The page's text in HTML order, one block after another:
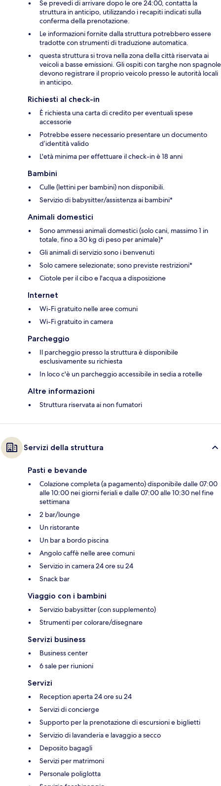
Se prevedi di arrivare dopo le ore 24:00, contatta la
struttura in anticipo, utilizzando i recapiti indicati sulla
conferma della prenotazione.
Le informazioni fornite dalla struttura potrebbero essere
tradotte con strumenti di traduzione automatica.
questa struttura si trova nella zona della città riservata ai
veicoli a basse emissioni. Gli ospiti con targhe non spagnole
devono registrare il proprio veicolo presso le autorità locali
in anticipo.
Richiesti al check-in
È richiesta una carta di credito per eventuali spese
accessorie
Potrebbe essere necessario presentare un documento
d’identità valido
L'età minima per effettuare il check-in è 18 anni
Bambini
Culle (lettini per bambini) non disponibili.
Servizio di babysitter/assistenza ai bambini*
Animali domestici
Sono ammessi animali domestici (solo cani, massimo 1 in
totale, fino a 30 kg di peso per animale)*
Gli animali di servizio sono i benvenuti
Solo camere selezionate; sono previste restrizioni*
Ciotole per il cibo e l'acqua a disposizione
Internet
Wi-Fi gratuito nelle aree comuni
Wi-Fi gratuito in camera
Parcheggio
Il parcheggio presso la struttura è disponibile
esclusivamente su richiesta
In loco c'è un parcheggio accessibile in sedia a rotelle
Altre informazioni
Struttura riservata ai non fumatori
Servizi della struttura
Pasti e bevande
Colazione completa (a pagamento) disponibile dalle 07:00
alle 10:00 nei giorni feriali e dalle 07:00 alle 10:30 nel fine
settimana
2 bar/lounge
Un ristorante
Un bar a bordo piscina
Angolo caffè nelle aree comuni
Servizio in camera 24 ore su 24
Snack bar
Viaggio con i bambini
Servizio babysitter (con supplemento)
Strumenti per colorare/disegnare
Servizi business
Business center
6 sale per riunioni
Servizi
Reception aperta 24 ore su 24
Servizi di concierge
Supporto per la prenotazione di escursioni e biglietti
Servizio di lavanderia e lavaggio a secco
Deposito bagagli
Servizi per matrimoni
Personale poliglotta